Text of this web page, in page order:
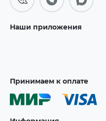
Наши приложения
Принимаем к оплате